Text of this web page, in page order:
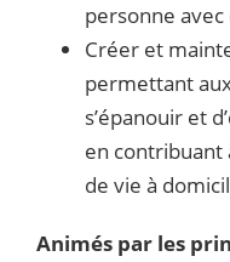
personne
Créer et
permettant
s’épanouir et
en contribuant
de vie à
Animés par les